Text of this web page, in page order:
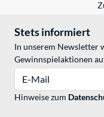
Stets informiert
In unserem Newsletter
Gewinnspielaktionen
Hinweise zum